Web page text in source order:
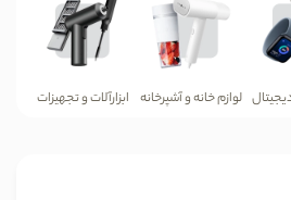
لوازم خانه و آشپرخانه ابزارآلات و تجهیزات